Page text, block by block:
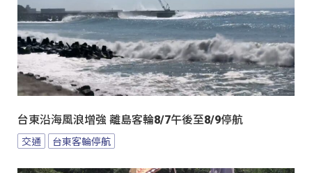
台東沿海風浪增強 離島客輪8/7午後至8/9停航
交通 台東客輪停航